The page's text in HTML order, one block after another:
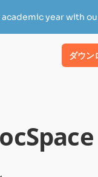
year with
ダウン